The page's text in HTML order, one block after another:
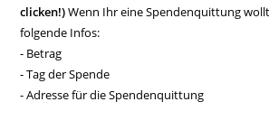
clicken!)Wenn Ihr eine Spendenquittung
folgende Infos:
- Betrag
- Tag der Spende
- Adresse für die Spendenquittung